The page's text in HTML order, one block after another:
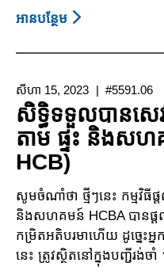
Home
រស់នៅ
ក្នុងសហគមន៍
វិញ
និង
ថែទាំ
ភាព
នានា
អាន​បន្ថែម About
ជញ្ជូន
អ្នក
ទទួល
បាន
សេវា
Medi-
Cal
សីហា 15, 2023 #5591.06
សិទ្ធិទទួលបានសេ
តាម ផ្ទះ និងសហ
HCB)
សូមចំណាំថា ថ្មីៗនេះ កម្មវិធីផ្
និងសហគមន៍ HCBA បានផ្
កម្រិតអតិបរមាហើយ ដូច្នេះអ្
នេះ ត្រូវស្ថិតនៅក្នុងបញ្ជីរង់ចាំ